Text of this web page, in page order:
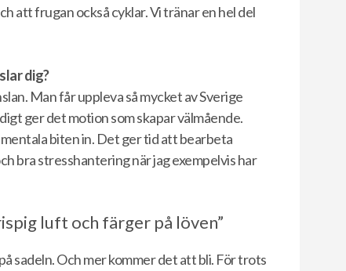
att frugan också cyklar. Vi tränar en hel del
dig?
Man får uppleva så mycket av Sverige
ger det motion som skapar välmående.
biten in. Det ger tid att bearbeta
bra stresshantering när jag exempelvis har
luft och färger på löven”
sadeln. Och mer kommer det att bli. För trots